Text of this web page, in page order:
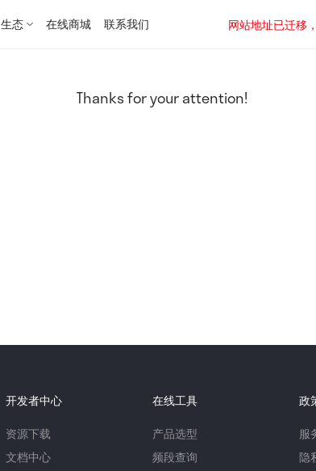
生态 在线商城 联系我们
网站地址已迁移
Thanks for your attention!
开发者中心
资源下载
文档中心
在线工具
产品选型
频段查询
政
服
隐